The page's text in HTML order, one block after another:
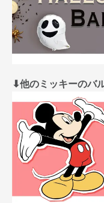
⬇︎他のミッキーのバ